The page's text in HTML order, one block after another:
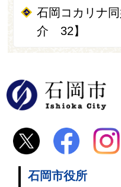
石岡コカリナ
介 32】
石岡市役所